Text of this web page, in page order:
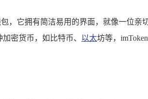
，它拥有简洁易用的界面，就像一位
密货币，如比特币、 以太坊等，